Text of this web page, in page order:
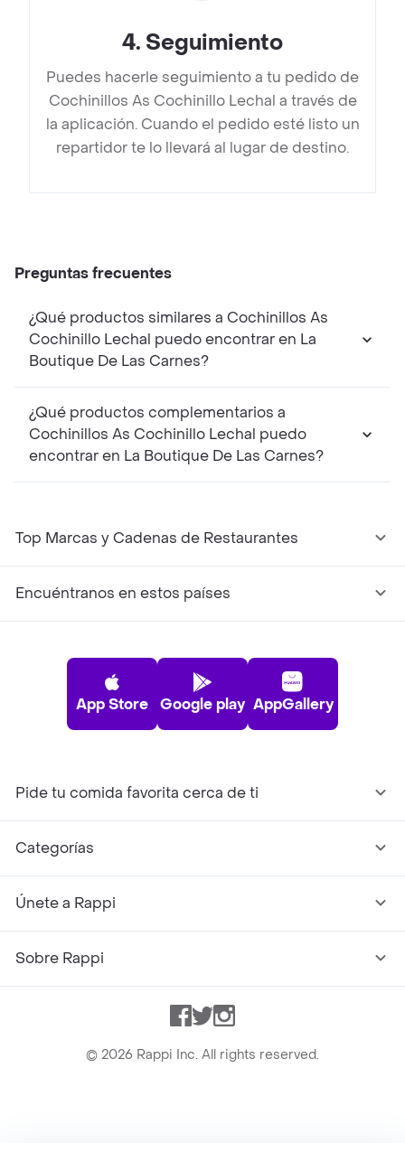
4. Seguimiento
Puedes hacerle seguimiento a tu pedido de
Cochinillos As Cochinillo Lechal a través de
la aplicación. Cuando el pedido esté listo un
repartidor te lo llevará al lugar de destino.
Preguntas frecuentes
¿Qué productos similares a Cochinillos As
Cochinillo Lechal puedo encontrar en La
Boutique De Las Carnes?
¿Qué productos complementarios a
Cochinillos As Cochinillo Lechal puedo
encontrar en La Boutique De Las Carnes?
Top Marcas y Cadenas de Restaurantes
Encuéntranos en estos países
App Store Google play AppGallery
Pide tu comida favorita cerca de ti
Categorías
Únete a Rappi
Sobre Rappi
Facebook
TwitterInstagram
© 2026 Rappi Inc. All rights reserved.